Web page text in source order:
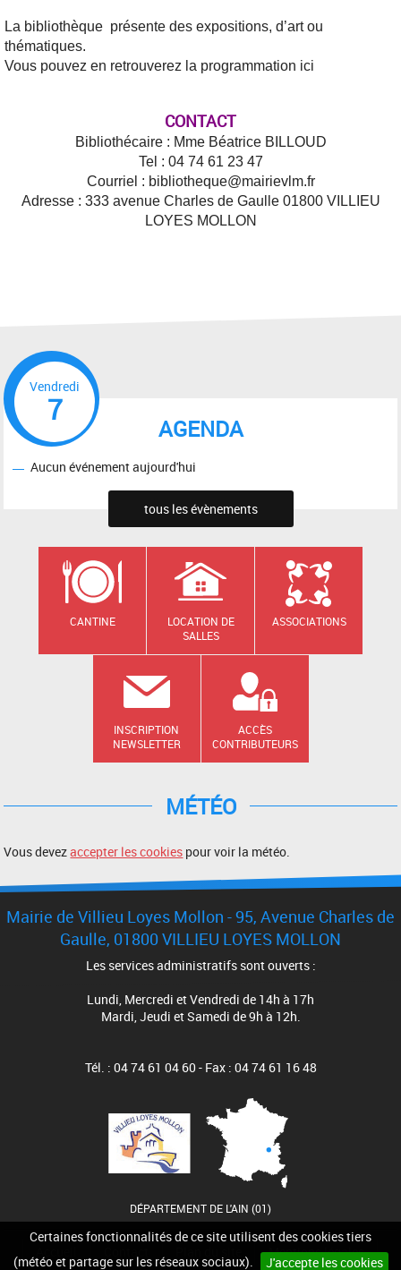
Certaines fonctionnalités de ce site utilisent des cookies tiers
(météo et partage sur les réseaux sociaux).
J'accepte les cookies
La bibliothèque présente des expositions, d’art ou
thématiques.
Vous pouvez en retrouverez la programmation ici
CONTACT
Bibliothécaire : Mme Béatrice BILLOUD
Tel : 04 74 61 23 47
Courriel : bibliotheque@mairievlm.fr
Adresse : 333 avenue Charles de Gaulle 01800 VILLIEU
LOYES MOLLON
AGENDA
Vendredi
7
Aucun événement aujourd'hui
tous les évènements
CANTINE
LOCATION DE
SALLES
ASSOCIATIONS
INSCRIPTION
NEWSLETTER
ACCÈS
CONTRIBUTEURS
MÉTÉO
Vous devezaccepter les cookies pour voir la météo.
Mairie de Villieu Loyes Mollon - 95, Avenue Charles de
Gaulle, 01800 VILLIEU LOYES MOLLON
Les services administratifs sont ouverts :
Lundi, Mercredi et Vendredi de 14h à 17h
Mardi, Jeudi et Samedi de 9h à 12h.
Tél. : 04 74 61 04 60 - Fax : 04 74 61 16 48
DÉPARTEMENT DE L'AIN (01)
Mentions légales